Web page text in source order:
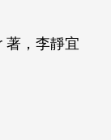
著，李靜宜